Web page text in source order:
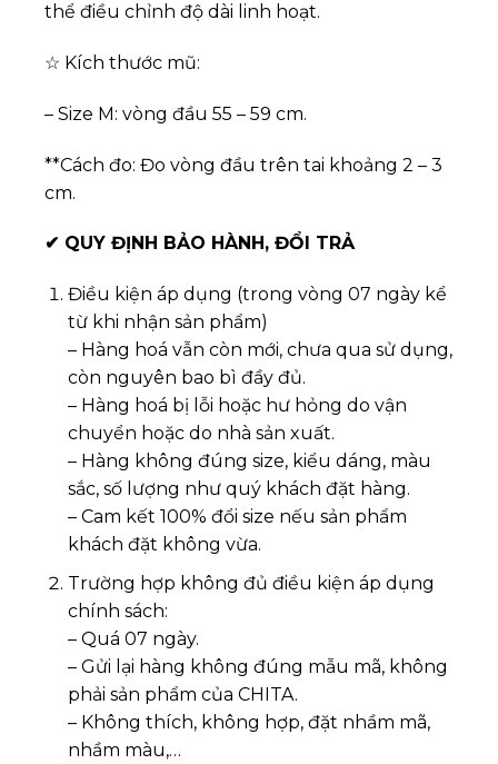
thể điều chỉnh độ dài linh hoạt.
☆ Kích thước mũ:
– Size M: vòng đầu 55 – 59 cm.
**Cách đo: Đo vòng đầu trên tai khoảng 2 – 3
cm.
✔ QUY ĐỊNH BẢO HÀNH, ĐỔI TRẢ
Điều kiện áp dụng (trong vòng 07 ngày kể
từ khi nhận sản phẩm)
– Hàng hoá vẫn còn mới, chưa qua sử dụng,
còn nguyên bao bì đầy đủ.
– Hàng hoá bị lỗi hoặc hư hỏng do vận
chuyển hoặc do nhà sản xuất.
– Hàng không đúng size, kiểu dáng, màu
sắc, số lượng như quý khách đặt hàng.
– Cam kết 100% đổi size nếu sản phẩm
khách đặt không vừa.
Trường hợp không đủ điều kiện áp dụng
chính sách:
– Quá 07 ngày.
– Gửi lại hàng không đúng mẫu mã, không
phải sản phẩm của CHITA.
– Không thích, không hợp, đặt nhầm mã,
nhầm màu,…